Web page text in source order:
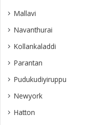
Mallavi
Navanthurai
Kollankaladdi
Parantan
Pudukudiyiruppu
Newyork
Hatton